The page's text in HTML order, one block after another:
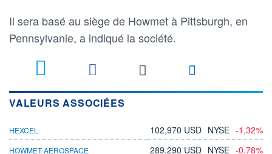
Il sera basé au siège de Howmet à Pittsburgh, en
Pennsylvanie, a indiqué la société.
VALEURS ASSOCIÉES
HEXCEL 102,970 USD NYSE -1,32%
HOWMET AEROSPACE 289,290 USD NYSE -0,78%